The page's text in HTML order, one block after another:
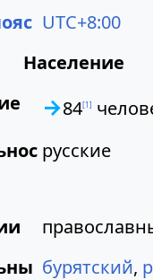
UTC+8:00
Население
→84[1]
русские
бурятский,